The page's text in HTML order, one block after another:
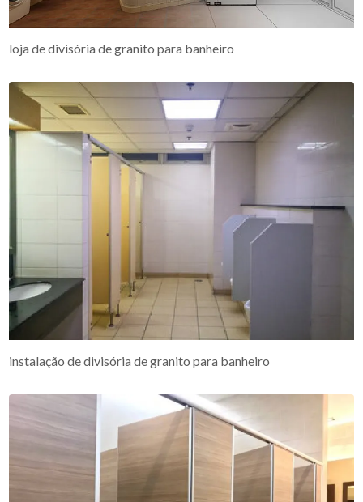
loja de divisória de granito para banheiro
instalação de divisória de granito para banheiro